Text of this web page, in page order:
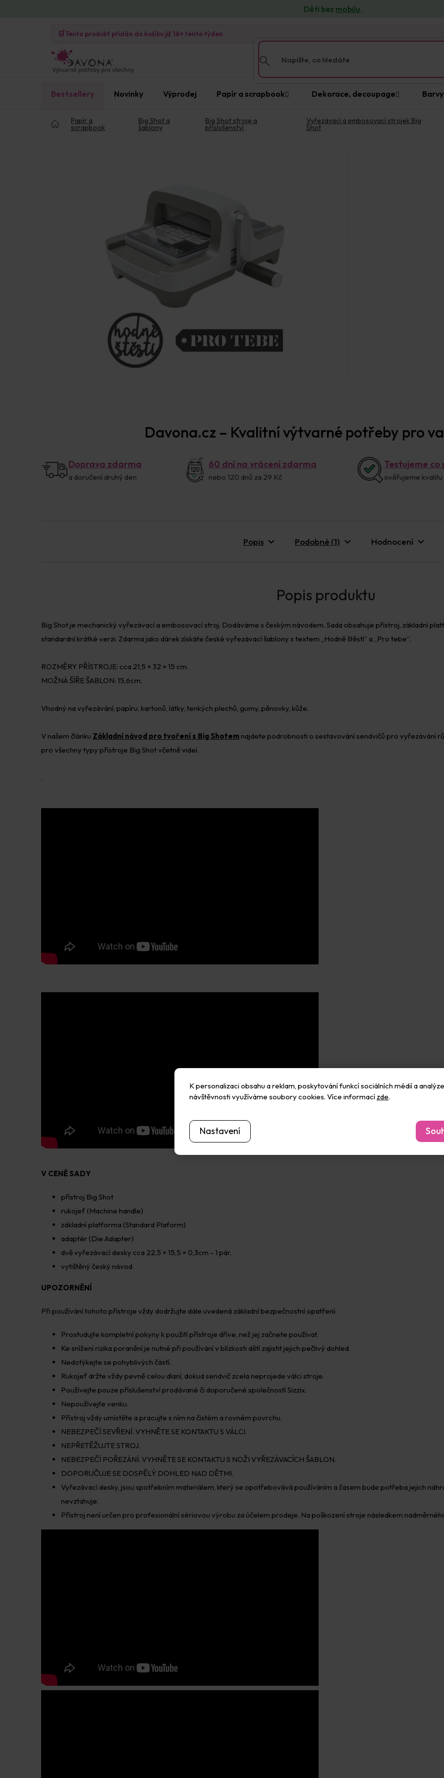
K personalizaci obsahu a reklam, poskytování funkcí sociálních médií a
návštěvnosti využíváme soubory cookies. Více informací zde.
Nastavení
Děti bez mobilu.
🛒Tento produkt přidán do košíku již 16× tento týden
Bestsellery Novinky Výprodej Papír a scrapbook Dekorace, decoupage
Papír a
scrapbook
Big Shot a
šablony
Big Shot stroje a
příslušenství
Vyřezávací a embosovací strojek Big
Shot
Davona.cz – Kvalitní výtvarné potřeby pro
Doprava zdarma
a doručení druhý den
60 dní na vrácení zdarma
nebo 120 dnů za 29 Kč
Testujeme
ověřujeme
Popis Podobné (1) Hodnocení
Big Shot je mechanický vyřezávací a embosovací stroj. Dodáváme s českým návodem. Sada obsahuje přístroj, základní
standardní krátké verzi. Zdarma jako dárek získáte české vyřezávací šablony s textem „Hodně štěstí“ a „Pro tebe“.
ROZMĚRY PŘÍSTROJE: cca 21,5 × 32 × 15 cm.
MOŽNÁ ŠÍŘE ŠABLON: 15,6cm.
Vhodný na vyřezávání, papíru, kartonů, látky, tenkých plechů, gumy, pěnovky, kůže.
V našem článku Základní návod pro tvoření s Big Shotem najdete podrobnosti o sestavování sendvičů pro vyřezávání
pro všechny typy přístroje Big Shot včetně videí.
.
V CENĚ SADY
přístroj Big Shot
rukojeť (Machine handle)
základní platforma (Standard Plaform)
adaptér (Die Adapter)
dvě vyřezávací desky cca 22,5 × 15,5 × 0,3cm - 1 pár.
vytištěný český návod
UPOZORNĚNÍ
Při používání tohoto přístroje vždy dodržujte dále uvedená základní bezpečnostní opatření:
Prostudujte kompletní pokyny k použití přístroje dříve, než jej začnete používat.
Ke snížení rizika poranění je nutné při používání v blízkosti dětí zajistit jejich pečlivý dohled.
Nedotýkejte se pohyblivých částí.
Rukojeť držte vždy pevně celou dlaní, dokud sendvič zcela neprojede válci stroje.
Používejte pouze příslušenství prodávané či doporučené společností Sizzix.
Nepoužívejte venku.
Přístroj vždy umístěte a pracujte s ním na čistém a rovném povrchu.
NEBEZPEČÍ SEVŘENÍ. VYHNĚTE SE KONTAKTU S VÁLCI.
NEPŘETĚŽUJTE STROJ.
NEBEZPEČÍ POŘEZÁNÍ. VYHNĚTE SE KONTAKTU S NOŽI VYŘEZÁVACÍCH ŠABLON.
DOPORUČUJE SE DOSPĚLÝ DOHLED NAD DĚTMI.
Vyřezávací desky, jsou spotřebním materiálem, který se opotřebovává používáním a časem bude potřeba jejich
nevztahuje.
Přístroj není určen pro profesionální sériovou výrobu za účelem prodeje. Na poškození stroje následkem